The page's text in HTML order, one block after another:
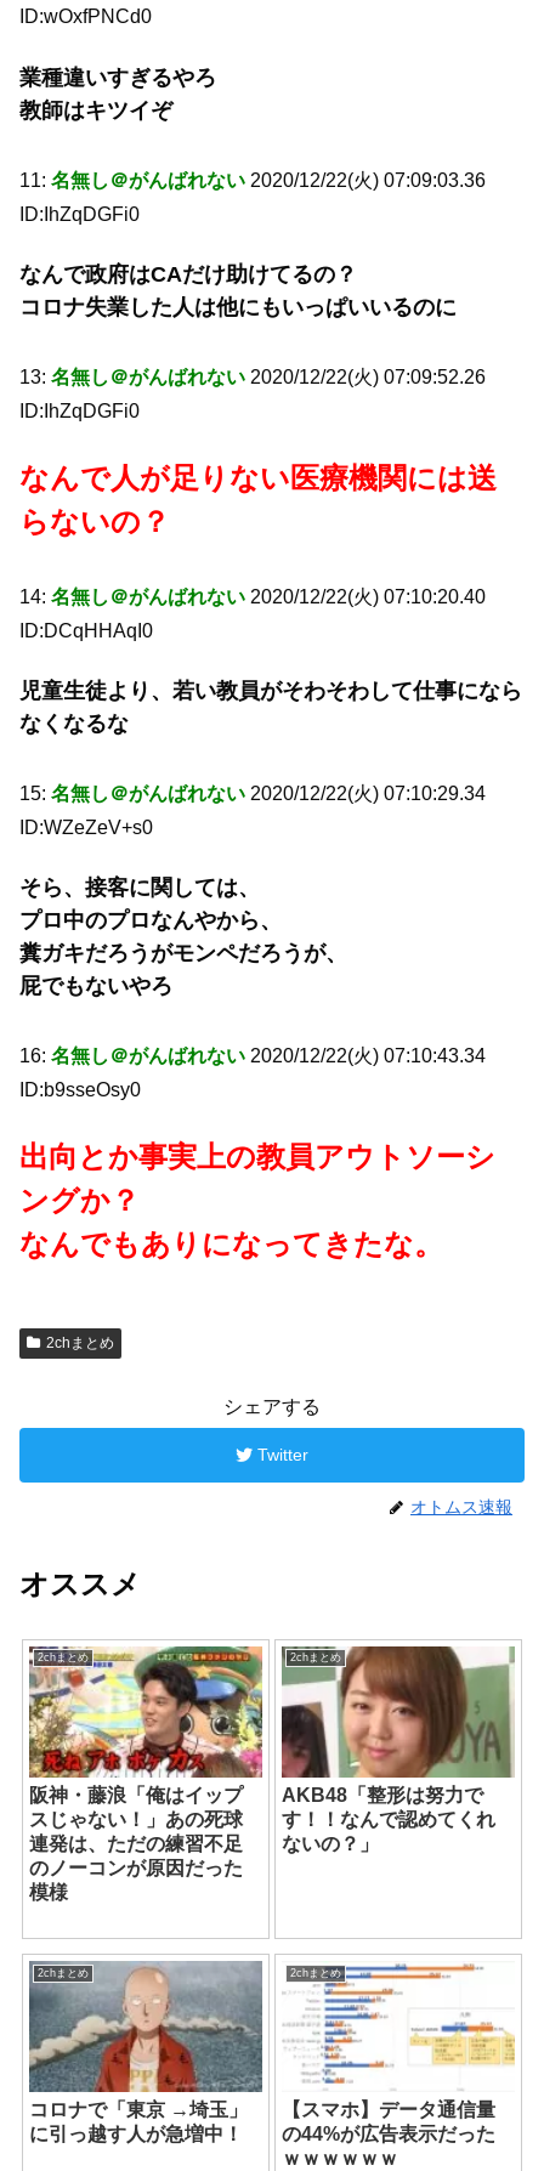
ID:wOxfPNCd0
業種違いすぎるやろ
教師はキツイぞ
11: 名無し＠がんばれない 2020/12/22(火) 07:09:03.36
ID:IhZqDGFi0
なんで政府はCAだけ助けてるの？
コロナ失業した人は他にもいっぱいいるのに
13: 名無し＠がんばれない 2020/12/22(火) 07:09:52.26
ID:IhZqDGFi0
なんで人が足りない医療機関には送
らないの？
14: 名無し＠がんばれない 2020/12/22(火) 07:10:20.40
ID:DCqHHAqI0
児童生徒より、若い教員がそわそわして仕事になら
なくなるな
15: 名無し＠がんばれない 2020/12/22(火) 07:10:29.34
ID:WZeZeV+s0
そら、接客に関しては、
プロ中のプロなんやから、
糞ガキだろうがモンペだろうが、
屁でもないやろ
16: 名無し＠がんばれない 2020/12/22(火) 07:10:43.34
ID:b9sseOsy0
出向とか事実上の教員アウトソーシ
ングか？
なんでもありになってきたな。
2chまとめ
シェアする
Twitter
オトムス速報
オススメ
2chまとめ
阪神・藤浪「俺はイップ
スじゃない！」あの死球
連発は、ただの練習不足
のノーコンが原因だった
模様
2chまとめ
AKB48「整形は努力で
す！！なんで認めてくれ
ないの？」
2chまとめ
コロナで「東京 →埼玉」
に引っ越す人が急増中！
2chまとめ
【スマホ】データ通信量
の44%が広告表示だった
ｗｗｗｗｗｗ